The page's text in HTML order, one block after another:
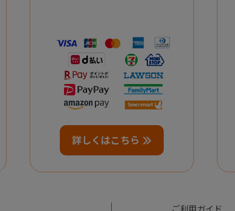
詳しくはこちら
ご利用ガイド